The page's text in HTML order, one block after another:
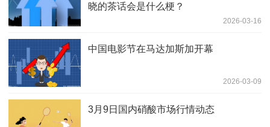
晓的茶话会是什么梗？
2026-03-16
中国电影节在马达加斯加开幕
2026-03-09
3月9日国内硝酸市场行情动态